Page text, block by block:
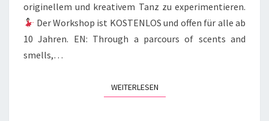
originellem und kreativem Tanz zu experimentieren.
Der Workshop ist KOSTENLOS und offen für alle ab
10 Jahren. EN: Through a parcours of scents and
smells,…
WEITERLESENWEITERLESEN